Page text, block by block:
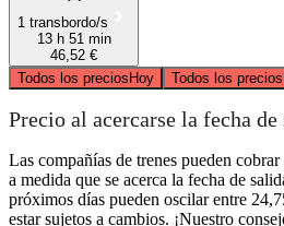
1 transbordo/s
13 h 51 min
46,52 €
Todos los preciosHoy Todos los precios
Precio al acercarse la fecha de
Las compañías de trenes pueden
a medida que se acerca la fecha de
próximos días pueden oscilar entre
estar sujetos a cambios. ¡Nuestro